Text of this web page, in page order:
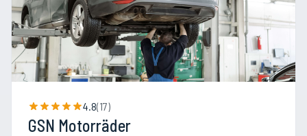
4.8(17)
GSN Motorräder